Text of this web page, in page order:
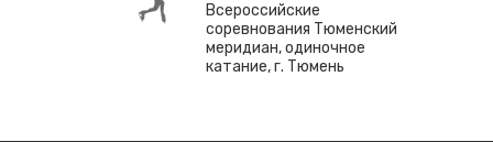
Всероссийские
соревнования Тюменский
меридиан, одиночное
катание, г. Тюмень